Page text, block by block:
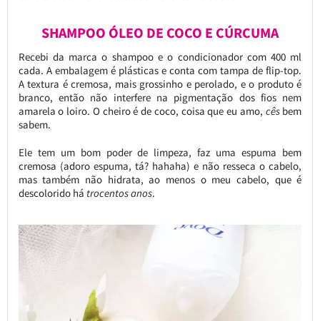
SHAMPOO ÓLEO DE COCO E CÚRCUMA
Recebi da marca o shampoo e o condicionador com 400 ml
cada. A embalagem é plásticas e conta com tampa de flip-top.
A textura é cremosa, mais grossinho e perolado, e o produto é
branco, então não interfere na pigmentação dos fios nem
amarela o loiro. O cheiro é de coco, coisa que eu amo, cêsbem
sabem.
Ele tem um bom poder de limpeza, faz uma espuma bem
cremosa (adoro espuma, tá? hahaha) e não resseca o cabelo,
mas também não hidrata, ao menos o meu cabelo, que é
descolorido há trocentos anos.